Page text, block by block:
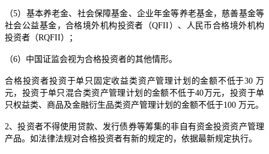
（5）基本养老金、社会保障基金、企业年金等养老基金，慈善基金等
社会公益基金，合格境外机构投资者（QFII）、人民币合格境外机构
投资者（RQFII）；
（6）中国证监会视为合格投资者的其他情形。
合格投资者投资于单只固定收益类资产管理计划的金额不低于30 万
元，投资于单只混合类资产管理计划的金额不低于40万元，投资于单
只权益类、商品及金融衍生品类资产管理计划的金额不低于100 万元。
2、投资者不得使用贷款、发行债券等筹集的非自有资金投资资产管理
产品。如法律法规对合格投资者有新的规定的，依据最新规定执行。